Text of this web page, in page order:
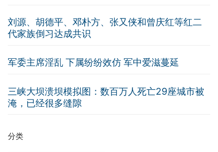
刘源、胡德平、邓朴方、张又侠和曾庆红等红二
代家族倒习达成共识
军委主席淫乱 下属纷纷效仿 军中爱滋蔓延
三峡大坝溃坝模拟图：数百万人死亡29座城市被
淹，已经很多缝隙
分类